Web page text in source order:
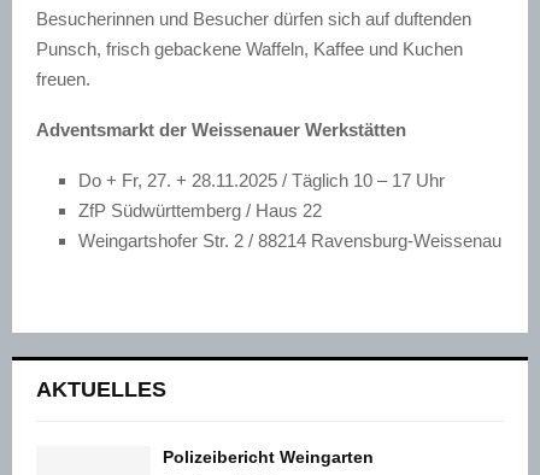
Besucherinnen und Besucher dürfen sich auf duftenden
Punsch, frisch gebackene Waffeln, Kaffee und Kuchen
freuen.
Adventsmarkt der Weissenauer Werkstätten
Do + Fr, 27. + 28.11.2025 / Täglich 10 – 17 Uhr
ZfP Südwürttemberg / Haus 22
Weingartshofer Str. 2 / 88214 Ravensburg-Weissenau
AKTUELLES
Polizeibericht Weingarten